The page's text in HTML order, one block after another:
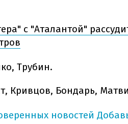
с "Аталантой"
Трубин.
Кривцов, Бондарь,
новостей